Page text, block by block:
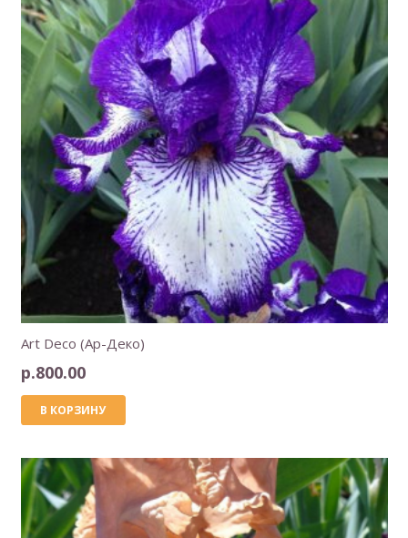
Art Deco (Ар-Деко)
р.800.00
В КОРЗИНУ